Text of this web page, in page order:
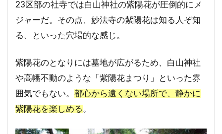
23区部の社寺では白山神社の紫陽花が圧倒的にメ
ジャーだ。その点、妙法寺の紫陽花は知る人ぞ知
る、といった穴場的な感じ。
紫陽花のとなりには墓地が広がるため、白山神社
や高幡不動のような「紫陽花まつり」といった雰
囲気でもない。 都心から遠くない場所で、静かに
紫陽花を楽しめる 。